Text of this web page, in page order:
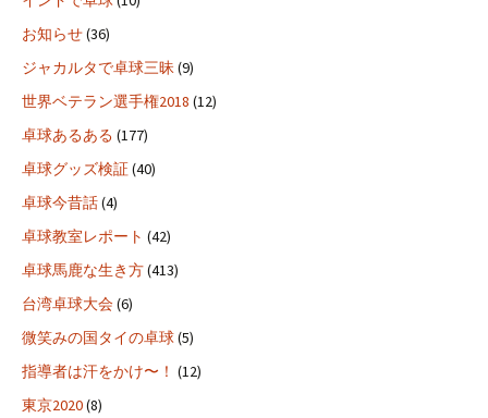
お知らせ(36)
ジャカルタで卓球三昧(9)
世界ベテラン選手権2018 (12)
卓球あるある (177)
卓球グッズ検証(40)
卓球今昔話(4)
卓球教室レポート (42)
卓球馬鹿な生き方(413)
台湾卓球大会(6)
微笑みの国タイの卓球(5)
指導者は汗をかけ〜！ (12)
東京2020(8)